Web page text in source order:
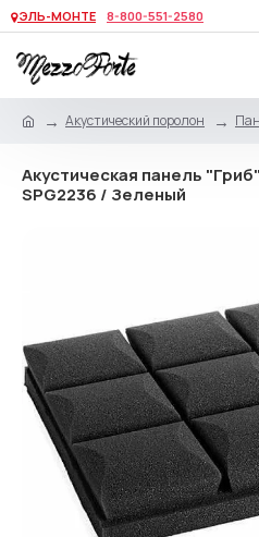
ЭЛЬ-МОНТЕ 8-800-551-2580
Акустический поролон
Акустическая панель
SPG2236 / Зеленый